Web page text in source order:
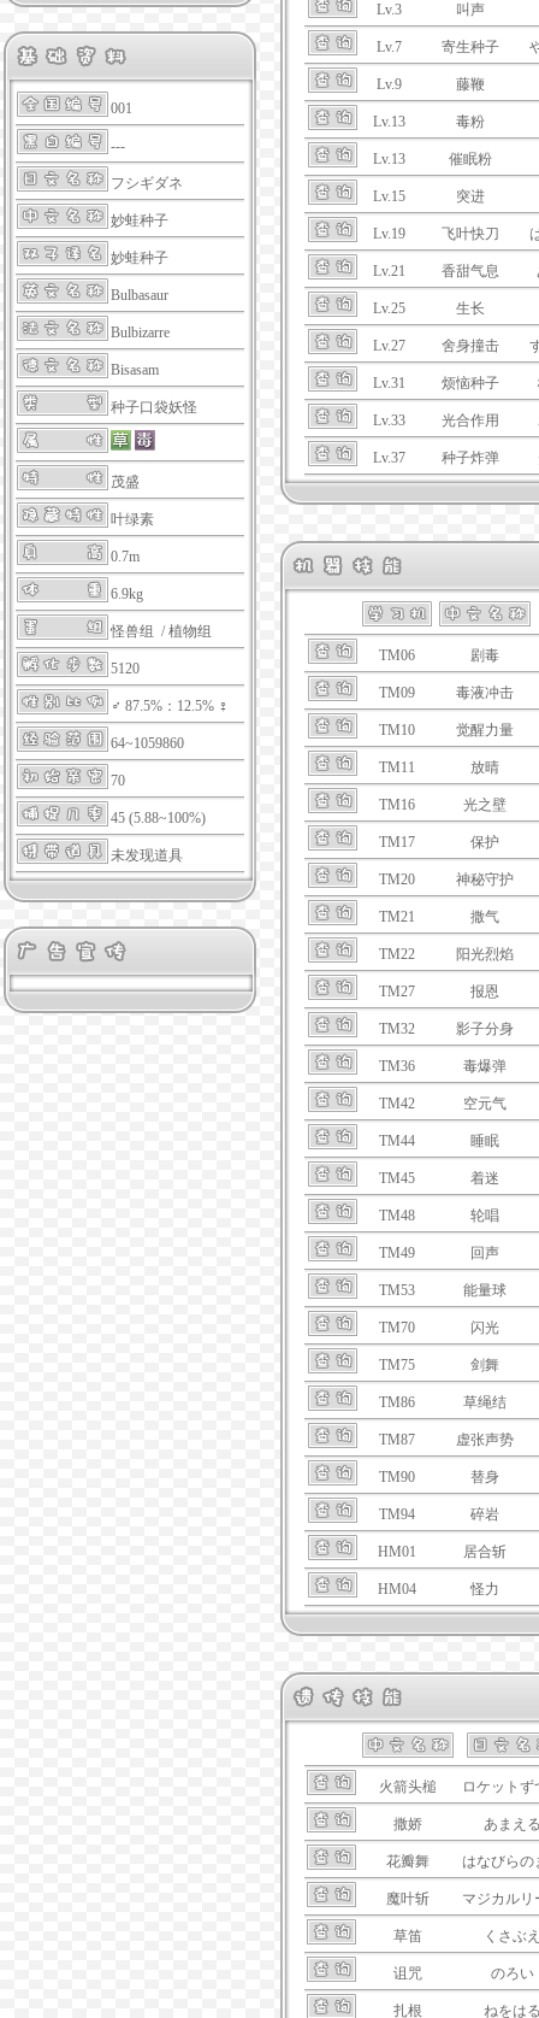
001
---
フシギダネ
妙蛙种子
妙蛙种子
Bulbasaur
Bulbizarre
Bisasam
种子口袋妖怪
茂盛
叶绿素
0.7m
6.9kg
怪兽组 / 植物组
5120
♂ 87.5%：12.5% ♀
64~1059860
70
45 (5.88~100%)
未发现道具
Lv.3 叫声
Lv.7 寄生种子
Lv.9 藤鞭
Lv.13 毒粉
Lv.13 催眠粉
Lv.15 突进
Lv.19 飞叶快刀
Lv.21 香甜气息
Lv.25 生长
Lv.27 舍身撞击
Lv.31 烦恼种子
Lv.33 光合作用
Lv.37 种子炸弹
TM06 剧毒
TM09 毒液冲击
TM10 觉醒力量
TM11 放晴
TM16 光之壁
TM17 保护
TM20 神秘守护
TM21 撒气
TM22 阳光烈焰
TM27 报恩
TM32 影子分身
TM36 毒爆弹
TM42 空元气
TM44 睡眠
TM45 着迷
TM48 轮唱
TM49 回声
TM53 能量球
TM70 闪光
TM75 剑舞
TM86 草绳结
TM87 虚张声势
TM90 替身
TM94 碎岩
HM01 居合斩
HM04 怪力
火箭头槌 ロケットず
撒娇 あまえ
花瓣舞 はなびらの
魔叶斩 マジカルリ
草笛 くさぶ
诅咒 のろい
扎根 ねをは